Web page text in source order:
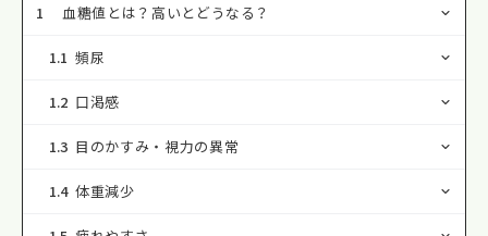
1 血糖値とは？高いとどうなる？
1.1 頻尿
1.2 口渇感
1.3 目のかすみ・視力の異常
1.4 体重減少